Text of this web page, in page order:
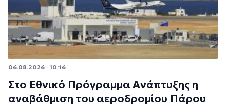
06.08.2026 · 10:16
Στο Εθνικό Πρόγραμμα Ανάπτυξης η
αναβάθμιση του αεροδρομίου Πάρου